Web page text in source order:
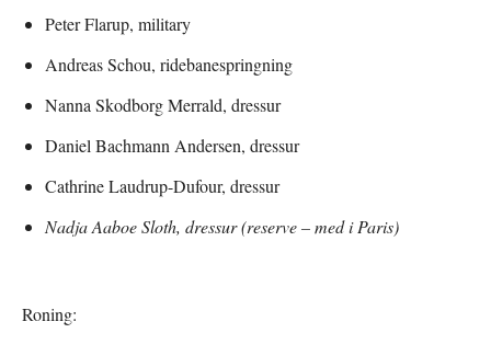
Peter Flarup, military
Andreas Schou, ridebanespringning
Nanna Skodborg Merrald, dressur
Daniel Bachmann Andersen, dressur
Cathrine Laudrup-Dufour, dressur
Nadja Aaboe Sloth, dressur (reserve – med i Paris)
Roning: